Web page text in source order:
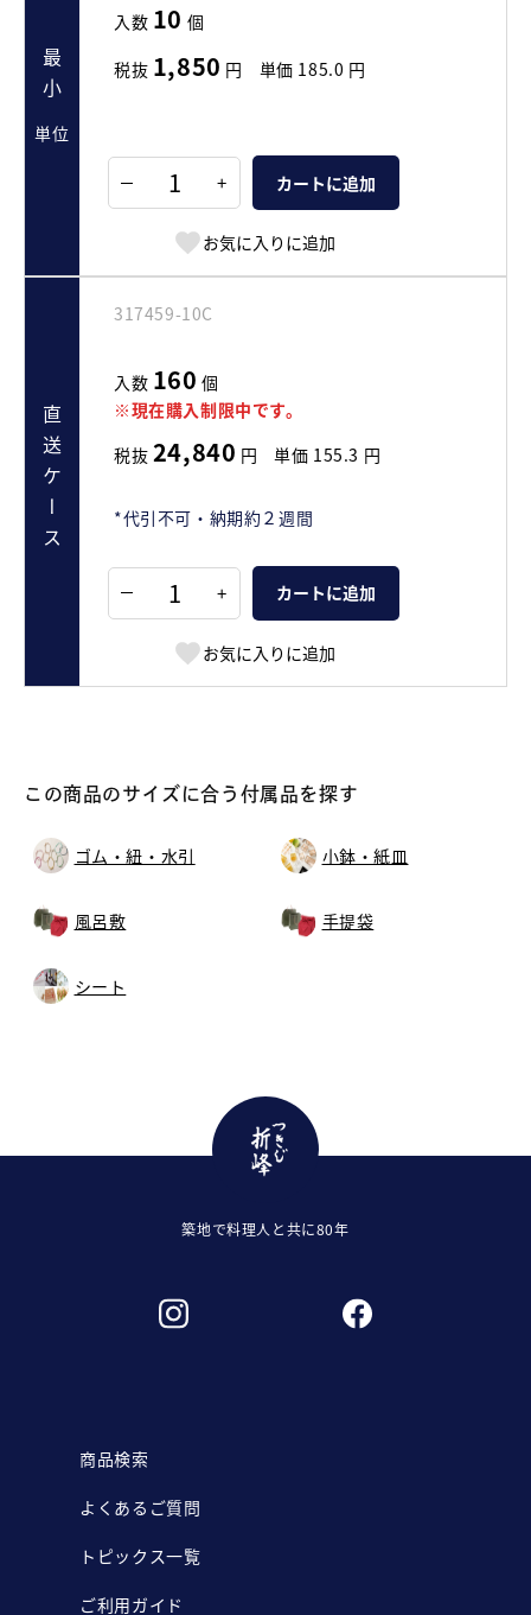
最小
単位
入数 10 個
税抜 1,850 円 単価 185.0 円
+ カートに追加
お気に入りに追加
直送ケース
317459-10C
入数 160 個
※現在購入制限中です。
税抜 24,840 円 単価 155.3 円
*代引不可・納期約２週間
+ カートに追加
お気に入りに追加
この商品のサイズに合う付属品を探す
ゴム・紐・水引 小鉢・紙皿
風呂敷 手提袋
シート
築地で料理人と共に80年
商品検索
よくあるご質問
トピックス一覧
ご利用ガイド